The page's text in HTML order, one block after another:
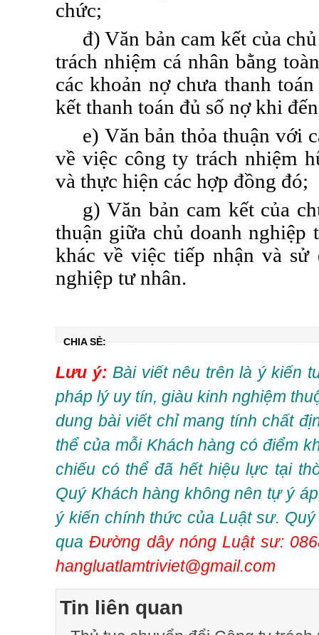
chức;
đ) Văn bản cam kết của
trách nhiệm cá nhân bằng
các khoản nợ chưa thanh
kết thanh toán đủ số nợ khi
e) Văn bản thỏa thuận với
về việc công ty trách nhiệm
và thực hiện các hợp đồng đó;
g) Văn bản cam kết của
thuận giữa chủ doanh nghiệp
khác về việc tiếp nhận và
nghiệp tư nhân.
CHIA SẺ:
Lưu ý: Bài viết nêu trên là ý kiến
pháp lý uy tín, giàu kinh nghiệm
dung bài viết chỉ mang tính chất
thể của mỗi Khách hàng có điểm
chiếu có thể đã hết hiệu lực tại
Quý Khách hàng không nên tự ý
ý kiến chính thức của Luật sư.
qua Đường dây nóng Luật sư:
hangluatlamtriviet@gmail.com
Tin liên quan